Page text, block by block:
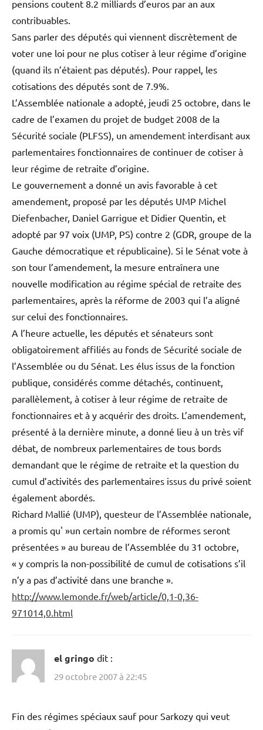
pensions coutent 8.2 milliards d’euros par an aux
contribuables.
Sans parler des députés qui viennent discrètement de
voter une loi pour ne plus cotiser à leur régime d’origine
(quand ils n’étaient pas députés). Pour rappel, les
cotisations des députés sont de 7.9%.
L’Assemblée nationale a adopté, jeudi 25 octobre, dans le
cadre de l’examen du projet de budget 2008 de la
Sécurité sociale (PLFSS), un amendement interdisant aux
parlementaires fonctionnaires de continuer de cotiser à
leur régime de retraite d’origine.
Le gouvernement a donné un avis favorable à cet
amendement, proposé par les députés UMP Michel
Diefenbacher, Daniel Garrigue et Didier Quentin, et
adopté par 97 voix (UMP, PS) contre 2 (GDR, groupe de la
Gauche démocratique et républicaine). Si le Sénat vote à
son tour l’amendement, la mesure entraînera une
nouvelle modification au régime spécial de retraite des
parlementaires, après la réforme de 2003 qui l’a aligné
sur celui des fonctionnaires.
A l’heure actuelle, les députés et sénateurs sont
obligatoirement affiliés au fonds de Sécurité sociale de
l’Assemblée ou du Sénat. Les élus issus de la fonction
publique, considérés comme détachés, continuent,
parallèlement, à cotiser à leur régime de retraite de
fonctionnaires et à y acquérir des droits. L’amendement,
présenté à la dernière minute, a donné lieu à un très vif
débat, de nombreux parlementaires de tous bords
demandant que le régime de retraite et la question du
cumul d’activités des parlementaires issus du privé soient
également abordés.
Richard Mallié (UMP), questeur de l’Assemblée nationale,
a promis qu' »un certain nombre de réformes seront
présentées » au bureau de l’Assemblée du 31 octobre,
« y compris la non-possibilité de cumul de cotisations s’il
n’y a pas d’activité dans une branche ».
http://www.lemonde.fr/web/article/0,1-0,36-
971014,0.html
el gringo dit :
29 octobre 2007 à 22:45
Fin des régimes spéciaux sauf pour Sarkozy qui veut